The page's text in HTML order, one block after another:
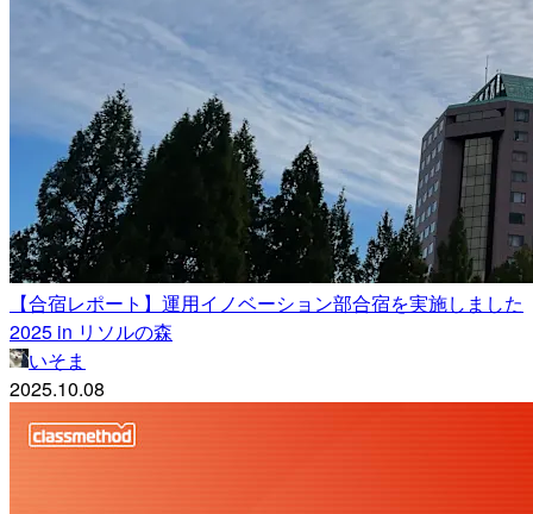
【合宿レポート】運用イノベーション部合宿を実施しました
2025 in リソルの森
いそま
2025.10.08